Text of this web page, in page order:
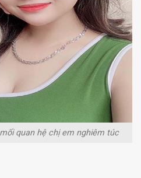
quan hệ chị em nghiêm túc